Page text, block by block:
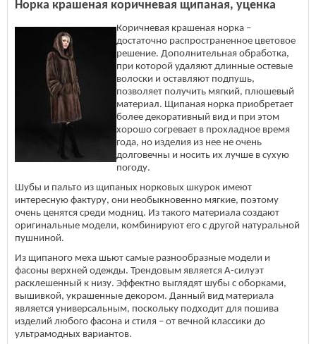
Норка крашеная коричневая щипаная, уценка
Коричневая крашеная норка –
достаточно распространенное цветовое
решение. Дополнительная обработка,
при которой удаляют длинные остевые
волоски и оставляют подпушь,
позволяет получить мягкий, плюшевый
материал. Щипаная норка приобретает
более декоративный вид и при этом
хорошо согревает в прохладное время
года, но изделия из нее не очень
долговечны и носить их лучше в сухую
погоду.
Шубы и пальто из щипаных норковых шкурок имеют
интересную фактуру, они необыкновенно мягкие, поэтому
очень ценятся среди модниц. Из такого материала создают
оригинальные модели, комбинируют его с другой натуральной
пушниной.
Из щипаного меха шьют самые разнообразные модели и
фасоны верхней одежды. Трендовым является А-силуэт
расклешенный к низу. Эффектно выглядят шубы с оборками,
вышивкой, украшенные декором. Данный вид материала
является универсальным, поскольку подходит для пошива
изделий любого фасона и стиля – от вечной классики до
ультрамодных вариантов.